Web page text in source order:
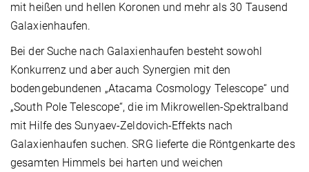
mit heißen und hellen Koronen und mehr als 30 Tausend
Galaxienhaufen.
Bei der Suche nach Galaxienhaufen besteht sowohl
Konkurrenz und aber auch Synergien mit den
bodengebundenen „Atacama Cosmology Telescope“ und
„South Pole Telescope“, die im Mikrowellen-Spektralband
mit Hilfe des Sunyaev-Zeldovich-Effekts nach
Galaxienhaufen suchen. SRG lieferte die Röntgenkarte des
gesamten Himmels bei harten und weichen